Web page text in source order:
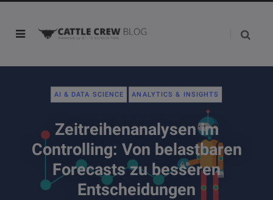
AI & DATA SCIENCE ANALYTICS & INSIGHTS
Zeitreihenanalysen im
Controlling: Von belastbaren
Forecasts zu besseren
Entscheidungen